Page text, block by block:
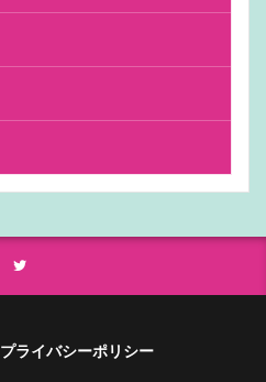
プライバシーポリシー